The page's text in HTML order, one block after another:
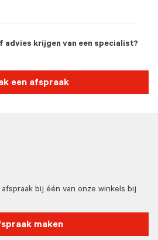
advies krijgen van een specialist?
een afspraak
bij één van onze winkels bij
maken